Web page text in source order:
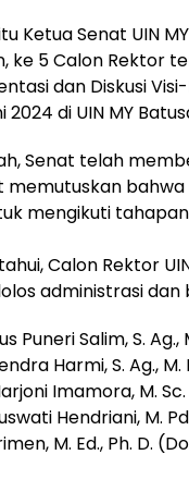
Ketua Senat UIN
ke 5 Calon Rektor
dan Diskusi
2024 di UIN MY
Senat telah
memutuskan
mengikuti
Calon Rektor
administrasi
Puneri Salim, S. Ag.,
Harmi, S. Ag., M.
Imamora, M. Sc.
Hendriani, M.
M. Ed., Ph. D.